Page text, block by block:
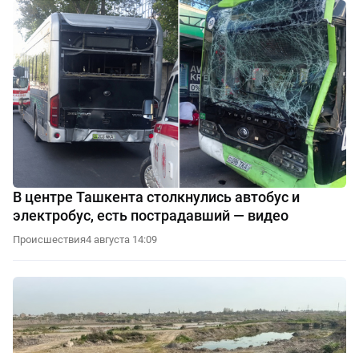
В центре Ташкента столкнулись автобус и
электробус, есть пострадавший — видео
Происшествия4 августа 14:09